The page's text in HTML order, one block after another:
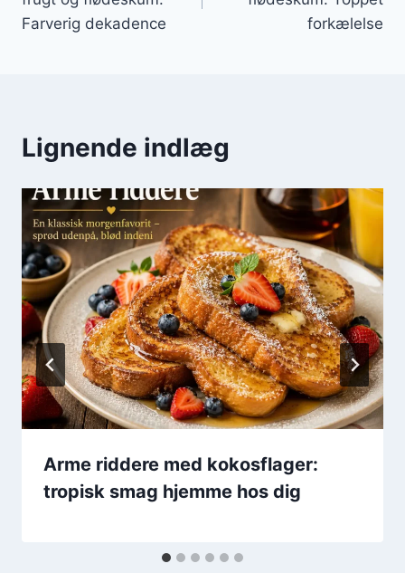
Farverig dekadence
forkælelse
Lignende indlæg
Arme riddere med kokosflager:
tropisk smag hjemme hos dig